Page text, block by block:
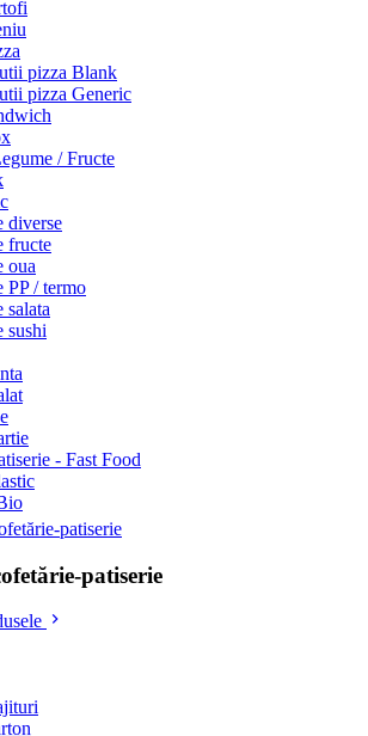
pizza Blank
pizza Generic
/ Fructe
diverse
fructe
oua
PP / termo
salata
sushi
- Fast Food
patiserie
patiserie